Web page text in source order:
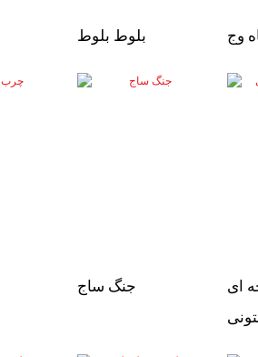
بلوط بلوط وج
جنگ ساج
ای